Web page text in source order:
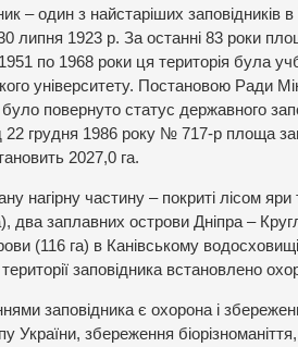
– один з найстаріших заповідників
липня 1923 р. За останні 83 роки
по 1968 роки ця територія була
університету. Постановою Ради
повернуто статус державного
грудня 1986 року № 717-р площа
2027,0 га.
нагірну частину – покриті лісом
два заплавних острови Дніпра –
(116 га) в Канівському
заповідника встановлено
заповідника є охорона і
України, збереження